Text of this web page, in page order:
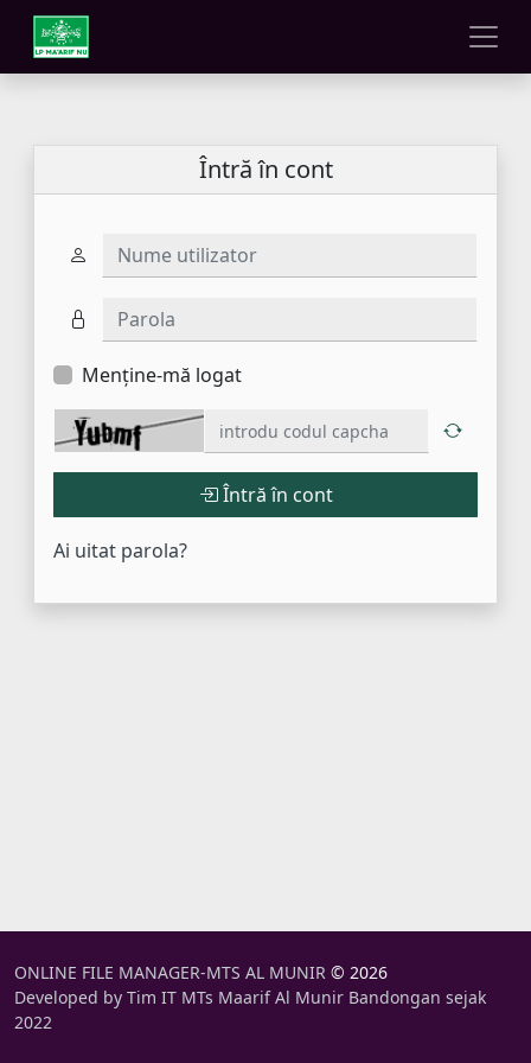
Întră în cont
Nume utilizator
Parola
Menține-mă logat
Întră în cont
Ai uitat parola?
ONLINE FILE MANAGER-MTS AL MUNIR © 2026
Developed by Tim IT MTs Maarif Al Munir Bandongan sejak
2022